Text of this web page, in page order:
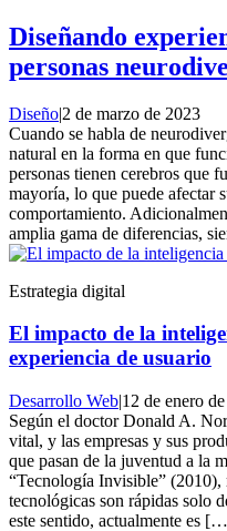
Diseñando
personas
Diseño|2 de marzo de 2023
Cuando se habla de
natural en la forma en que
personas tienen cerebros que
mayoría, lo que puede afectar
comportamiento.
amplia gama de diferencias,
Estrategia digital
El impacto de la
experiencia de usuario
Desarrollo Web|12 de enero
Según el doctor Donald A.
vital, y las empresas y sus
que pasan de la juventud a la
“Tecnología Invisible” (2010),
tecnológicas son rápidas solo
este sentido, actualmente es